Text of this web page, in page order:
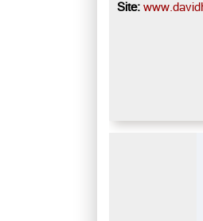
Site: